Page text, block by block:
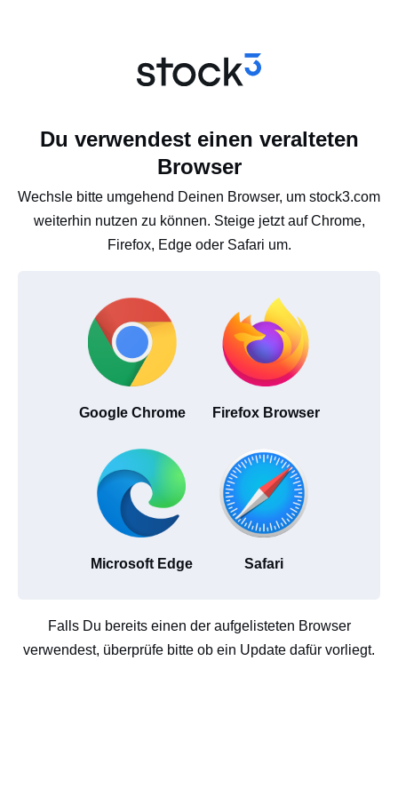
Du verwendest einen veralteten
Browser
Wechsle bitte umgehend Deinen Browser, um stock3.com
weiterhin nutzen zu können. Steige jetzt auf Chrome,
Firefox, Edge oder Safari um.
Google Chrome Firefox Browser
Microsoft Edge Safari
Falls Du bereits einen der aufgelisteten Browser
verwendest, überprüfe bitte ob ein Update dafür vorliegt.